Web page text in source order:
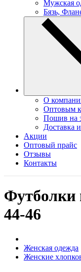
Мужская
Бязь,
О
Оптовым
Пошив на
Доставка
Акции
Оптовый прайс
Отзывы
Контакты
Футболки
44-46
Женская одежда
Женские